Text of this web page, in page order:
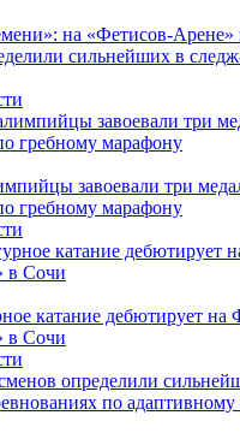
на «Фетисов-Арене»
сильнейших в
завоевали три
гребному марафону
катание дебютирует на
Сочи